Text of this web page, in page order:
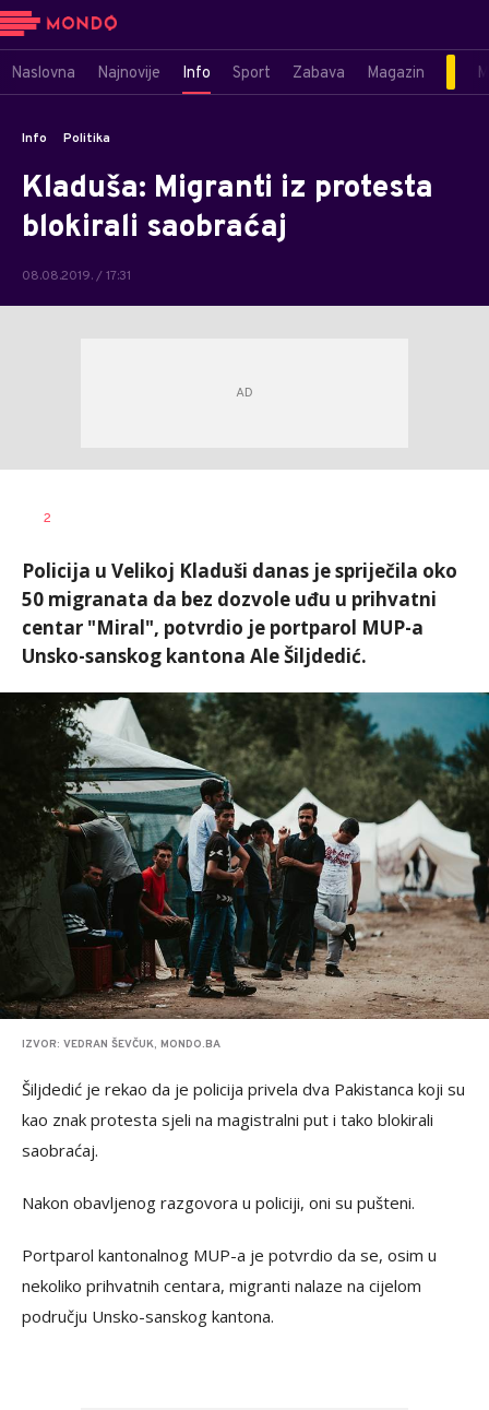
Naslovna Najnovije Info Sport Zabava Magazin
Info Politika
Kladuša: Migranti iz protesta
blokirali saobraćaj
08.08.2019. / 17:31
AUTOR
2
Policija u Velikoj Kladuši danas je spriječila oko
50 migranata da bez dozvole uđu u prihvatni
centar "Miral", potvrdio je portparol MUP-a
Unsko-sanskog kantona Ale Šiljdedić.
IZVOR: VEDRAN ŠEVČUK, MONDO.BA
Šiljdedić je rekao da je policija privela dva Pakistanca koji su
kao znak protesta sjeli na magistralni put i tako blokirali
saobraćaj.
Nakon obavljenog razgovora u policiji, oni su pušteni.
Portparol kantonalnog MUP-a je potvrdio da se, osim u
nekoliko prihvatnih centara, migranti nalaze na cijelom
području Unsko-sanskog kantona.